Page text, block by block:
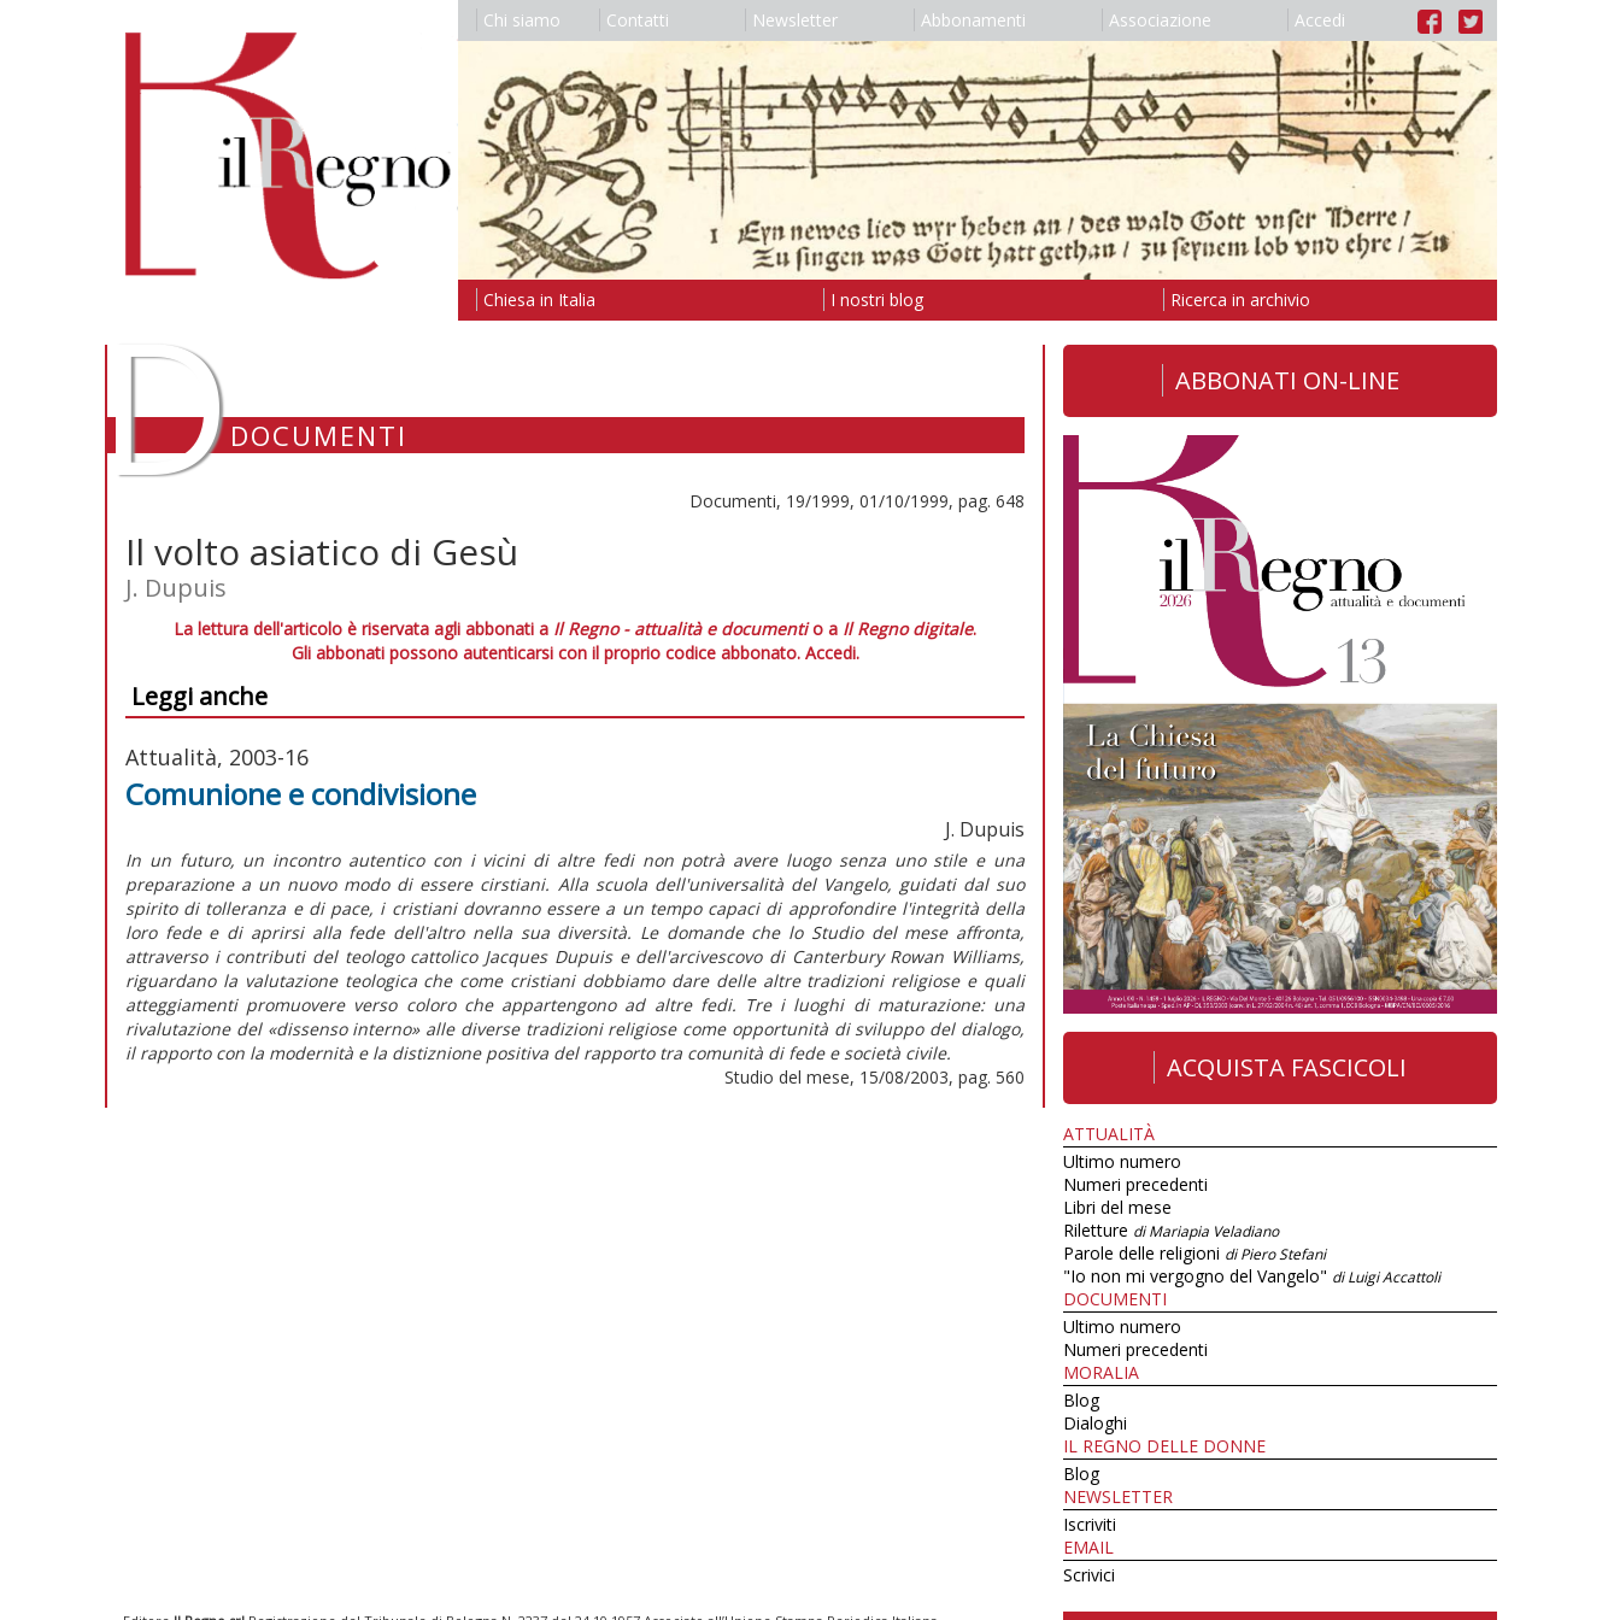
Chi siamo Contatti Newsletter Abbonamenti Associazione Accedi
Chiesa in Italia I nostri blog Ricerca in archivio
DDOCUMENTI
Documenti, 19/1999, 01/10/1999, pag. 648
Il volto asiatico di Gesù
J. Dupuis
La lettura dell'articolo è riservata agli abbonati a Il Regno - attualità e documentio a Il Regno digitale.
Gli abbonati possono autenticarsi con il proprio codice abbonato. Accedi.
Leggi anche
Attualità, 2003-16
Comunione e condivisione
J. Dupuis
In un futuro, un incontro autentico con i vicini di altre fedi non potrà avere luogo senza uno stile e una
preparazione a un nuovo modo di essere cirstiani. Alla scuola dell'universalità del Vangelo, guidati dal suo
spirito di tolleranza e di pace, i cristiani dovranno essere a un tempo capaci di approfondire l'integrità della
loro fede e di aprirsi alla fede dell'altro nella sua diversità. Le domande che lo Studio del mese affronta,
attraverso i contributi del teologo cattolico Jacques Dupuis e dell'arcivescovo di Canterbury Rowan Williams,
riguardano la valutazione teologica che come cristiani dobbiamo dare delle altre tradizioni religiose e quali
atteggiamenti promuovere verso coloro che appartengono ad altre fedi. Tre i luoghi di maturazione: una
rivalutazione del «dissenso interno» alle diverse tradizioni religiose come opportunità di sviluppo del dialogo,
il rapporto con la modernità e la distiznione positiva del rapporto tra comunità di fede e società civile.
Studio del mese, 15/08/2003, pag. 560
ABBONATI ON-LINE
ACQUISTA FASCICOLI
ATTUALITÀ
Ultimo numero
Numeri precedenti
Libri del mese
Riletture di Mariapia Veladiano
Parole delle religioni di Piero Stefani
"Io non mi vergogno del Vangelo" di Luigi Accattoli
DOCUMENTI
Ultimo numero
Numeri precedenti
MORALIA
Blog
Dialoghi
IL REGNO DELLE DONNE
Blog
NEWSLETTER
Iscriviti
EMAIL
Scrivici